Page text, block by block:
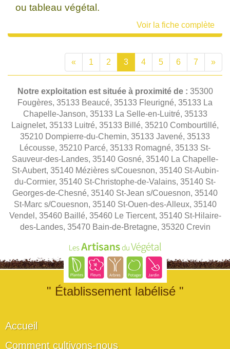
ou tableau végétal.
Voir la fiche complète
« 1 2 3 4 5 6 7 »
Notre exploitation est située à proximité de : 35300
Fougères, 35133 Beaucé, 35133 Fleurigné, 35133 La
Chapelle-Janson, 35133 La Selle-en-Luitré, 35133
Laignelet, 35133 Luitré, 35133 Billé, 35210 Combourtillé,
35210 Dompierre-du-Chemin, 35133 Javené, 35133
Lécousse, 35210 Parcé, 35133 Romagné, 35133 St-
Sauveur-des-Landes, 35140 Gosné, 35140 La Chapelle-
St-Aubert, 35140 Mézières s/Couesnon, 35140 St-Aubin-
du-Cormier, 35140 St-Christophe-de-Valains, 35140 St-
Georges-de-Chesné, 35140 St-Jean s/Couesnon, 35140
St-Marc s/Couesnon, 35140 St-Ouen-des-Alleux, 35140
Vendel, 35460 Baillé, 35460 Le Tiercent, 35140 St-Hilaire-
des-Landes, 35470 Bain-de-Bretagne, 35320 Crevin
" Établissement labélisé "
Accueil
Comment cultivons-nous